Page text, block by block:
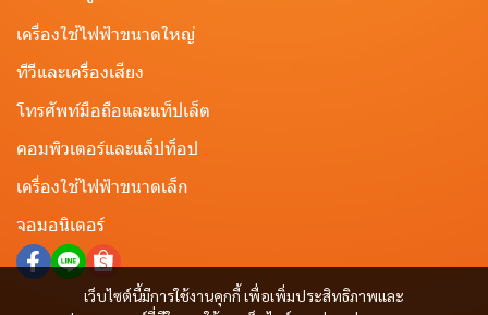
เว็บไซต์นี้มีการใช้งานคุกกี้ เพื่อเพิ่มประสิทธิภาพและ
เครื่องใช้ไฟฟ้าขนาดใหญ่
ทีวีและเครื่องเสียง
โทรศัพท์มือถือและแท็ปเล็ต
คอมพิวเตอร์และแล็ปท็อป
เครื่องใช้ไฟฟ้าขนาดเล็ก
จอมอนิเตอร์